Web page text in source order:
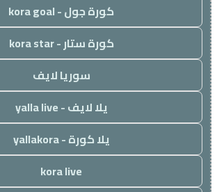
كورة جول - kora goal
كورة ستار - kora star
سوريا لايف
يلا لايف - yalla live
يلا كورة - yallakora
kora live